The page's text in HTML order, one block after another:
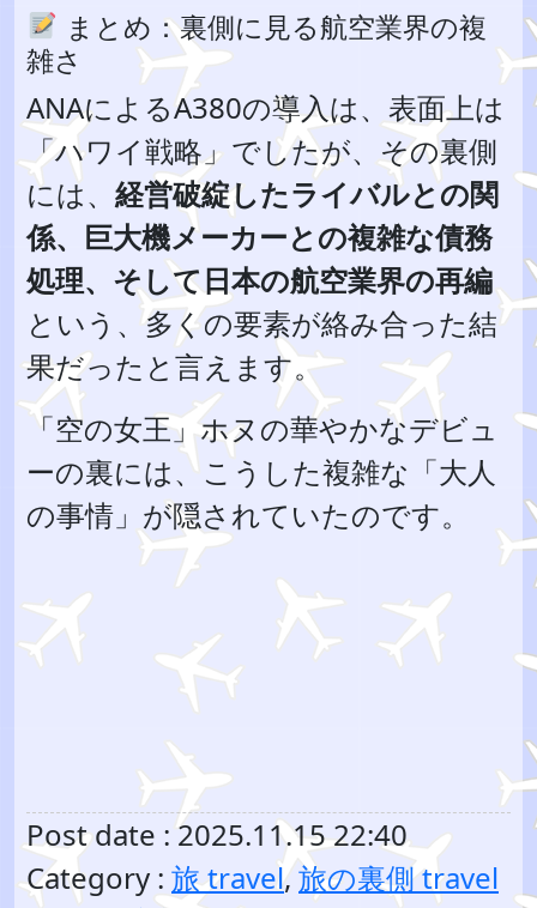
まとめ：裏側に見る航空業界の複
雑さ
ANAによるA380の導入は、表面上は
「ハワイ戦略」でしたが、その裏側
には、 経営破綻したライバルとの関
係、巨大機メーカーとの複雑な債務
処理、そして日本の航空業界の再編
という、多くの要素が絡み合った結
果だったと言えます。
「空の女王」ホヌの華やかなデビュ
ーの裏には、こうした複雑な「大人
の事情」が隠されていたのです。
Post date : 2025.11.15 22:40
Category : 旅 travel, 旅の裏側 travel